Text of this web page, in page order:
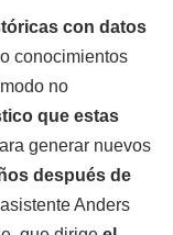
con datos
conocimientos
no
que estas
generar nuevos
después de
Anders